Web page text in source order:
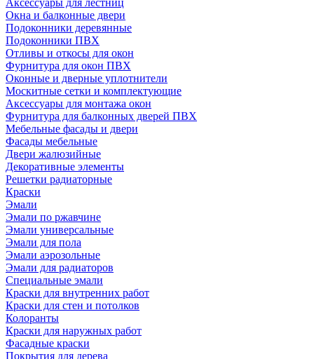
Аксессуары для лестниц
Окна и балконные двери
Подоконники деревянные
Подоконники ПВХ
Отливы и откосы для окон
Фурнитура для окон ПВХ
Оконные и дверные уплотнители
Москитные сетки и комплектующие
Аксессуары для монтажа окон
Фурнитура для балконных дверей ПВХ
Мебельные фасады и двери
Фасады мебельные
Двери жалюзийные
Декоративные элементы
Решетки радиаторные
Краски
Эмали
Эмали по ржавчине
Эмали универсальные
Эмали для пола
Эмали аэрозольные
Эмали для радиаторов
Специальные эмали
Краски для внутренних работ
Краски для стен и потолков
Колоранты
Краски для наружных работ
Фасадные краски
Покрытия для дерева